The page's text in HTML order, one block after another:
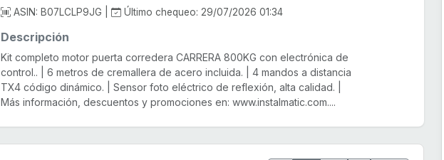
ASIN: B07LCLP9JG | Último chequeo: 29/07/2026 01:34
Descripción
Kit completo motor puerta corredera CARRERA 800KG con electrónica de
control.. | 6 metros de cremallera de acero incluida. | 4 mandos a distancia
TX4 código dinámico. | Sensor foto eléctrico de reflexión, alta calidad. |
Más información, descuentos y promociones en: www.instalmatic.com....